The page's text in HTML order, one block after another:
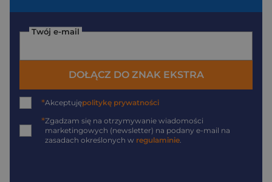
Twój e-mail
DOŁĄCZ DO ZNAK EKSTRA
*Akceptujępolitykę prywatności
*Zgadzam się na otrzymywanie wiadomości
marketingowych (newsletter) na podany e-mail na
zasadach określonych w regulaminie